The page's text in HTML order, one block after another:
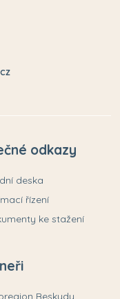
odkazy
deska
řízení
ke stažení
Beskydy